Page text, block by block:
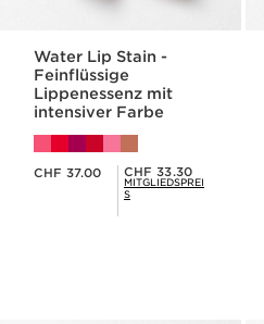
Water Lip Stain -
Feinflüssige
Lippenessenz mit
intensiver Farbe
CHF 37.00 Mitgliederpreis CHF 33.30
CHF 33.30
MITGLIEDSPREI
S